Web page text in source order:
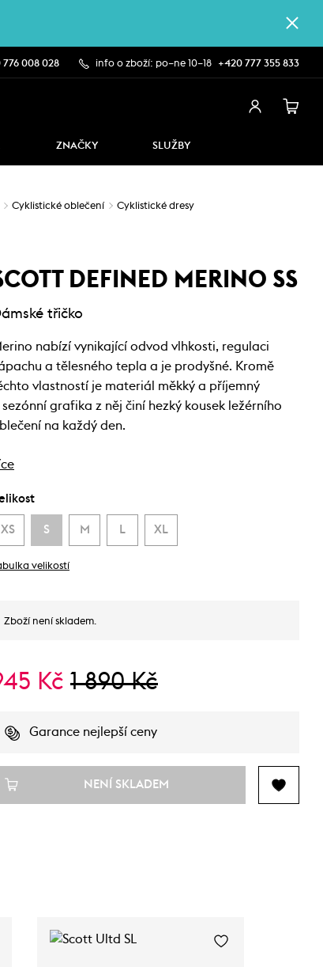
776 008 028 info o zboží: po–ne 10–18 +420 777 355 833
ZNAČKY SLUŽBY
Cyklistické oblečení Cyklistické dresy
DEFINED MERINO SS
třičko
nabízí vynikající odvod vlhkosti, regulaci
a tělesného tepla a je prodyšné. Kromě
vlastností je materiál měkký a příjemný
sezónní grafika z něj činí hezký kousek ležérního
na každý den.
XS S M L XL
velikostí
Zboží není skladem.
Kč 1 890 Kč
Garance nejlepší ceny
NENÍ SKLADEM